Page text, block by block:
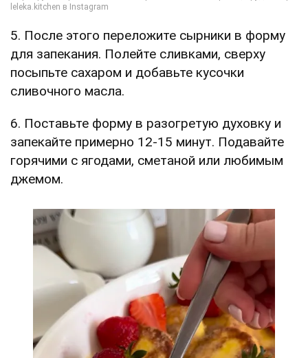
5. После этого переложите сырники в форму
для запекания. Полейте сливками, сверху
посыпьте сахаром и добавьте кусочки
сливочного масла.
6. Поставьте форму в разогретую духовку и
запекайте примерно 12-15 минут. Подавайте
горячими с ягодами, сметаной или любимым
джемом.